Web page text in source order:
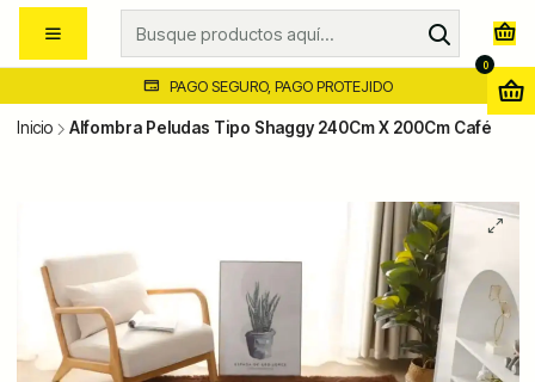
0
PAGO SEGURO, PAGO PROTEJIDO
Inicio Alfombra Peludas Tipo Shaggy 240Cm X 200Cm Café